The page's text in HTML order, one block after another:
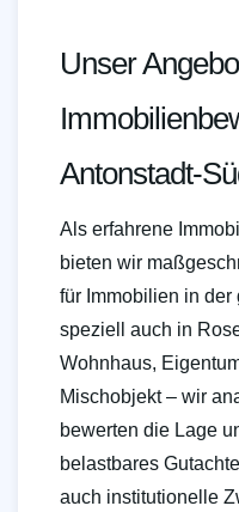
Unser
Antonstadt-
Als erfahrene
bieten wir
für Immobilien in der
speziell auch in
Wohnhaus,
Mischobjekt – wir
bewerten die Lage
belastbares
auch institutionelle